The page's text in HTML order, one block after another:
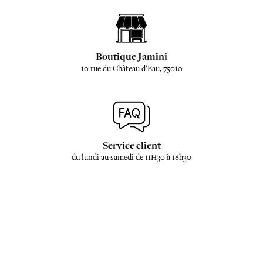
Boutique Jamini
10 rue du Château d'Eau, 75010
Service client
du lundi au samedi de 11H30 à 18h30